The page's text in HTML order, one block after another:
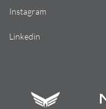
Instagram
Linkedin